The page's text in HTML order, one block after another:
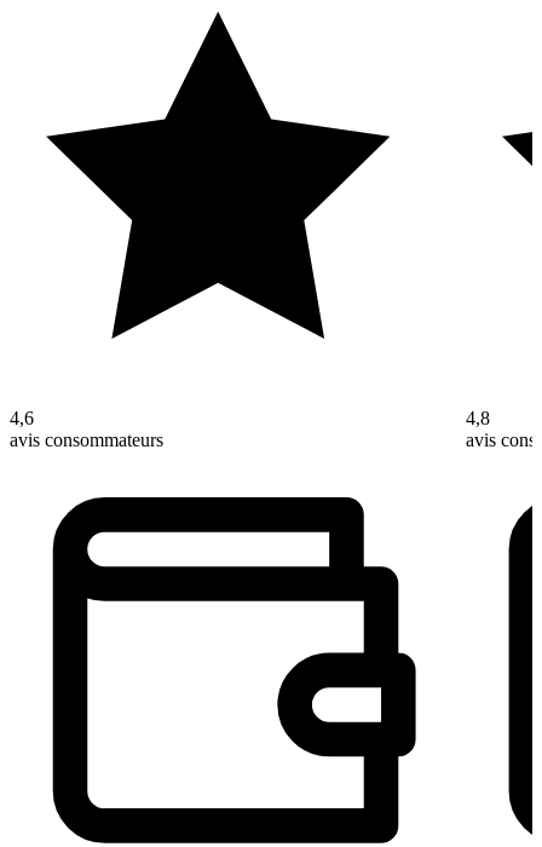
4,6
avis consommateurs
4,8
avis